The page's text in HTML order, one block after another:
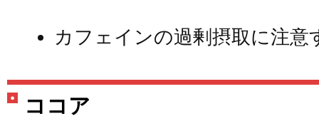
カフェインの過剰摂取に注意
ココア